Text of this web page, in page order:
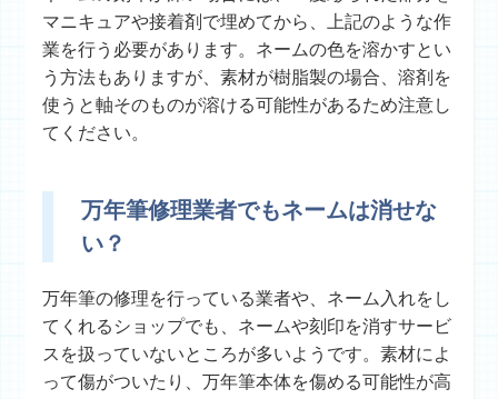
マニキュアや接着剤で埋めてから、上記のような作
業を行う必要があります。ネームの色を溶かすとい
う方法もありますが、素材が樹脂製の場合、溶剤を
使うと軸そのものが溶ける可能性があるため注意し
てください。
万年筆修理業者でもネームは消せな
い？
万年筆の修理を行っている業者や、ネーム入れをし
てくれるショップでも、ネームや刻印を消すサービ
スを扱っていないところが多いようです。素材によ
って傷がついたり、万年筆本体を傷める可能性が高